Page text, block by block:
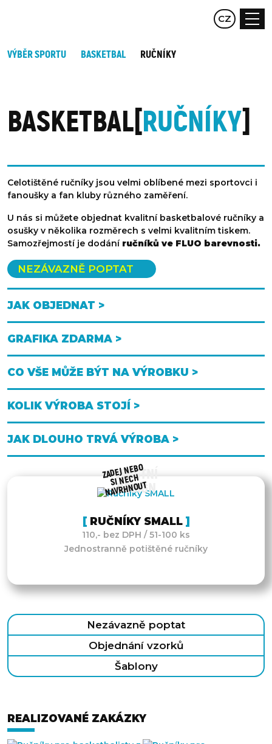
EN DE
CZ
VÝBĚR SPORTU BASKETBAL RUČNÍKY
BASKETBAL RUČNÍKY
Celotištěné ručníky jsou velmi oblíbené mezi sportovci i
fanoušky a fan kluby různého zaměření.
U nás si můžete objednat kvalitní basketbalové ručníky a
osušky v několika rozměrech s velmi kvalitním tiskem.
Samozřejmostí je dodání ručníků ve FLUO barevnosti.
NEZÁVAZNĚ POPTAT
JAK OBJEDNAT >
GRAFIKA ZDARMA >
CO VŠE MŮŽE BÝT NA VÝROBKU >
KOLIK VÝROBA STOJÍ >
JAK DLOUHO TRVÁ VÝROBA >
VLASTNÍ
DESIGN
ZADEJ NEBO
SI NECH
NAVRHNOUT
RUČNÍKY SMALL
110,- bez DPH / 51-100 ks
Jednostranně potištěné ručníky
Nezávazně poptat
Objednání vzorků
Šablony
REALIZOVANÉ ZAKÁZKY